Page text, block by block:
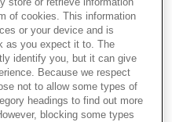
retail
receipt, slip,
processing
store or retrieve information
of cookies. This information
or your device and is
as you expect it to. The
identify you, but it can give
Because we respect
not to allow some types of
headings to find out more
blocking some types